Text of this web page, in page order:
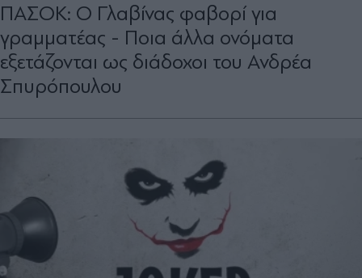
ΠΑΣΟΚ: Ο Γλαβίνας φαβορί για
γραμματέας - Ποια άλλα ονόματα
εξετάζονται ως διάδοχοι του Ανδρέα
Σπυρόπουλου